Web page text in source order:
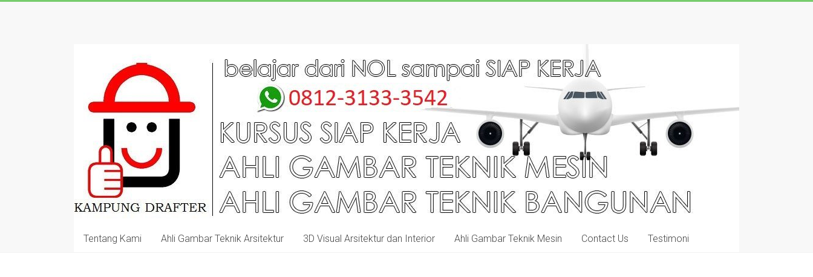
AUTOCAD
DRAFTER
SIAP
KERJA
DARI
AHLINYA:
GARANSI
BISA!
Tentang Kami Ahli Gambar Teknik Arsitektur 3D Visual Arsitektur dan Interior Ahli Gambar Teknik Mesin Contact Us Testimoni